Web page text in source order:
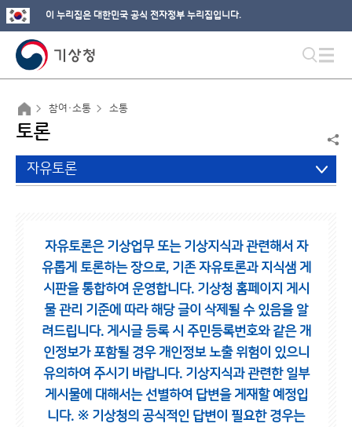
이 누리집은 대한민국 공식 전자정부 누리집입니다.
참여·소통 소통
토론
자유토론
자유토론은 기상업무 또는 기상지식과 관련해서 자
유롭게 토론하는 장으로, 기존 자유토론과 지식샘 게
시판을 통합하여 운영합니다. 기상청 홈페이지 게시
물 관리 기준에 따라 해당 글이 삭제될 수 있음을 알
려드립니다. 게시글 등록 시 주민등록번호와 같은 개
인정보가 포함될 경우 개인정보 노출 위험이 있으니
유의하여 주시기 바랍니다. 기상지식과 관련한 일부
게시물에 대해서는 선별하여 답변을 게재할 예정입
니다. ※ 기상청의 공식적인 답변이 필요한 경우는